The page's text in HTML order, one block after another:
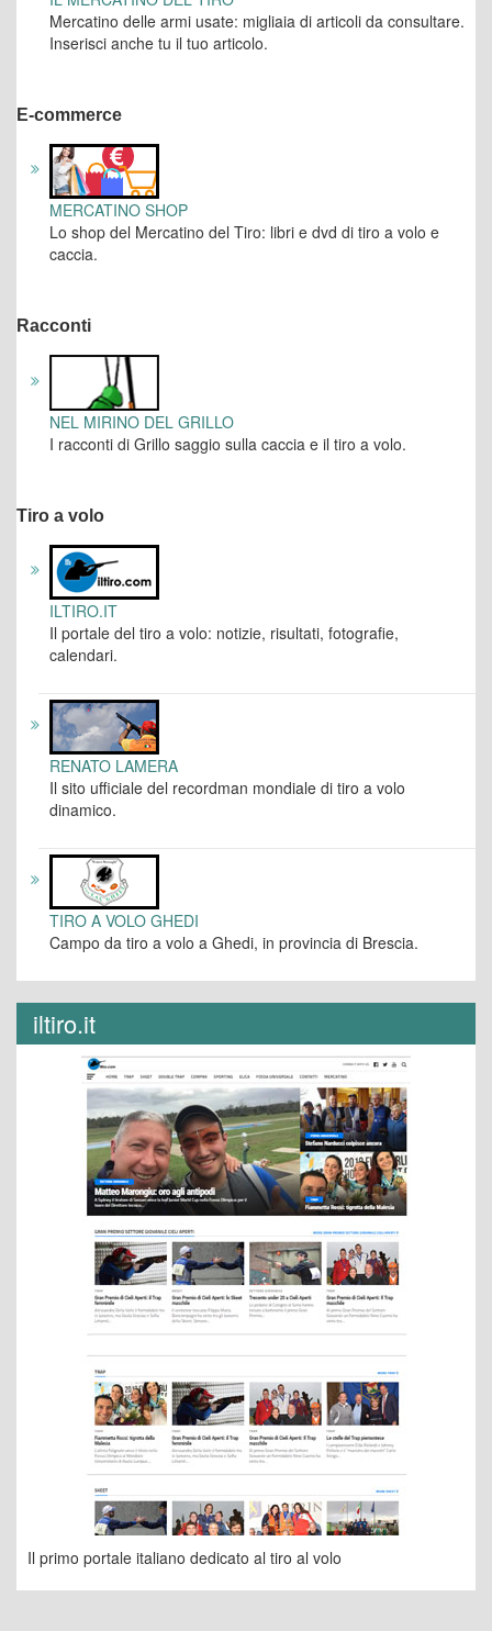
Mercatino delle armi usate: migliaia di articoli da consultare.
Inserisci anche tu il tuo articolo.
E-commerce
MERCATINO SHOP
Lo shop del Mercatino del Tiro: libri e dvd di tiro a volo e
caccia.
Racconti
NEL MIRINO DEL GRILLO
I racconti di Grillo saggio sulla caccia e il tiro a volo.
Tiro a volo
ILTIRO.IT
Il portale del tiro a volo: notizie, risultati, fotografie,
calendari.
RENATO LAMERA
Il sito ufficiale del recordman mondiale di tiro a volo
dinamico.
TIRO A VOLO GHEDI
Campo da tiro a volo a Ghedi, in provincia di Brescia.
iltiro.it
Il primo portale italiano dedicato al tiro al volo